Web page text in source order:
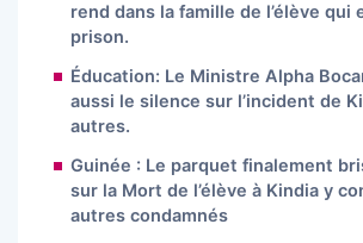
rend dans la famille de l’élève qui
prison.
Éducation: Le Ministre Alpha
aussi le silence sur l’incident de
autres.
Guinée : Le parquet finalement
sur la Mort de l’élève à Kindia y
autres condamnés